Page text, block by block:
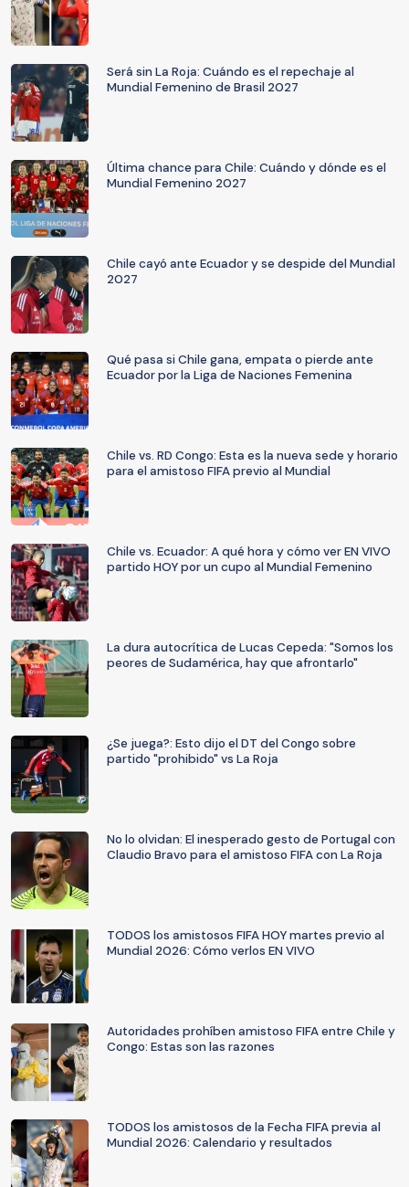
Será sin La Roja: Cuándo es el repechaje al
Mundial Femenino de Brasil 2027
Última chance para Chile: Cuándo y dónde es el
Mundial Femenino 2027
Chile cayó ante Ecuador y se despide del Mundial
2027
Qué pasa si Chile gana, empata o pierde ante
Ecuador por la Liga de Naciones Femenina
Chile vs. RD Congo: Esta es la nueva sede y horario
para el amistoso FIFA previo al Mundial
Chile vs. Ecuador: A qué hora y cómo ver EN VIVO
partido HOY por un cupo al Mundial Femenino
La dura autocrítica de Lucas Cepeda: "Somos los
peores de Sudamérica, hay que afrontarlo"
¿Se juega?: Esto dijo el DT del Congo sobre
partido "prohibido" vs La Roja
No lo olvidan: El inesperado gesto de Portugal con
Claudio Bravo para el amistoso FIFA con La Roja
TODOS los amistosos FIFA HOY martes previo al
Mundial 2026: Cómo verlos EN VIVO
Autoridades prohíben amistoso FIFA entre Chile y
Congo: Estas son las razones
TODOS los amistosos de la Fecha FIFA previa al
Mundial 2026: Calendario y resultados